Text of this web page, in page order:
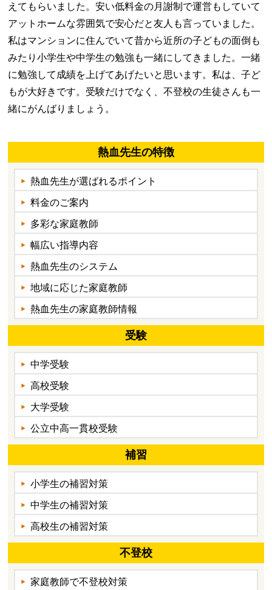
えてもらいました。安い低料金の月謝制で運営もしていて
アットホームな雰囲気で安心だと友人も言っていました。
私はマンションに住んでいて昔から近所の子どもの面倒も
みたり小学生や中学生の勉強も一緒にしてきました。一緒
に勉強して成績を上げてあげたいと思います。私は、子ど
もが大好きです。受験だけでなく、不登校の生徒さんも一
緒にがんばりましょう。
熱血先生の特徴
熱血先生が選ばれるポイント
料金のご案内
多彩な家庭教師
幅広い指導内容
熱血先生のシステム
地域に応じた家庭教師
熱血先生の家庭教師情報
受験
中学受験
高校受験
大学受験
公立中高一貫校受験
補習
小学生の補習対策
中学生の補習対策
高校生の補習対策
不登校
家庭教師で不登校対策